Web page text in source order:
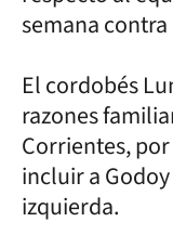
semana
El cordobés
razones
Corrientes,
incluir a
izquierda.